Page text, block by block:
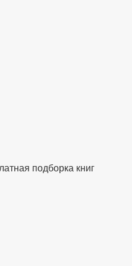
подборка книг